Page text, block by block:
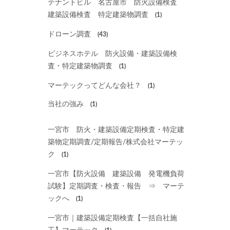
テナントビル 名古屋市 防火設備検査
建築設備検査 特定建築物調査
(1)
ドローン調査 (43)
ビジネスホテル 防火設備・建築設備検
査・特定建築物調査
(1)
マーテックってどんな会社？ (1)
当社の強み (1)
一宮市 防火・建築設備定期検査・特定建
築物定期調査/定期報告/株式会社マーテッ
ク
(1)
一宮市【防火設備 建築設備 発電機負荷
試験】定期調査・検査・報告 ⇒ マーテ
ックへ
(1)
一宮市｜建築設備定期検査【一括自社施